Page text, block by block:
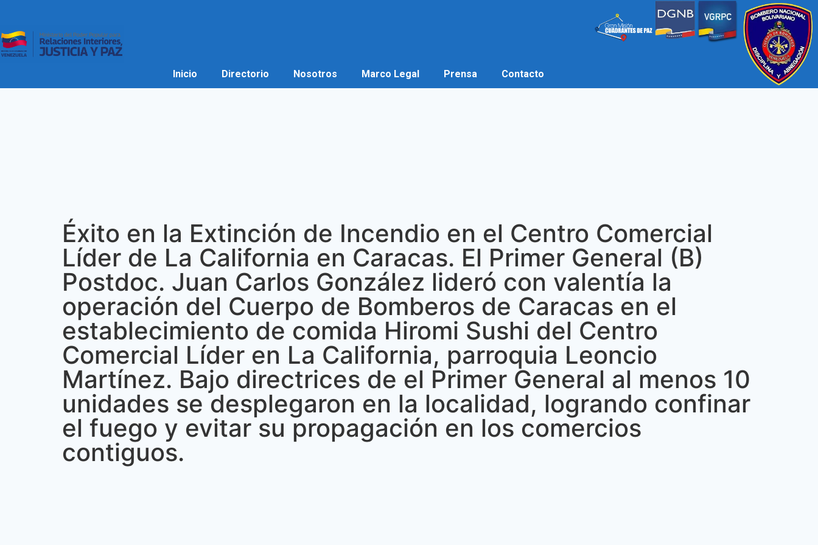
Inicio Directorio Nosotros Marco Legal Prensa Contacto
Éxito en la Extinción de Incendio en el Centro Comercial
Líder de La California en Caracas. El Primer General (B)
Postdoc. Juan Carlos González lideró con valentía la
operación del Cuerpo de Bomberos de Caracas en el
establecimiento de comida Hiromi Sushi del Centro
Comercial Líder en La California, parroquia Leoncio
Martínez. Bajo directrices de el Primer General al menos 10
unidades se desplegaron en la localidad, logrando confinar
el fuego y evitar su propagación en los comercios
contiguos.